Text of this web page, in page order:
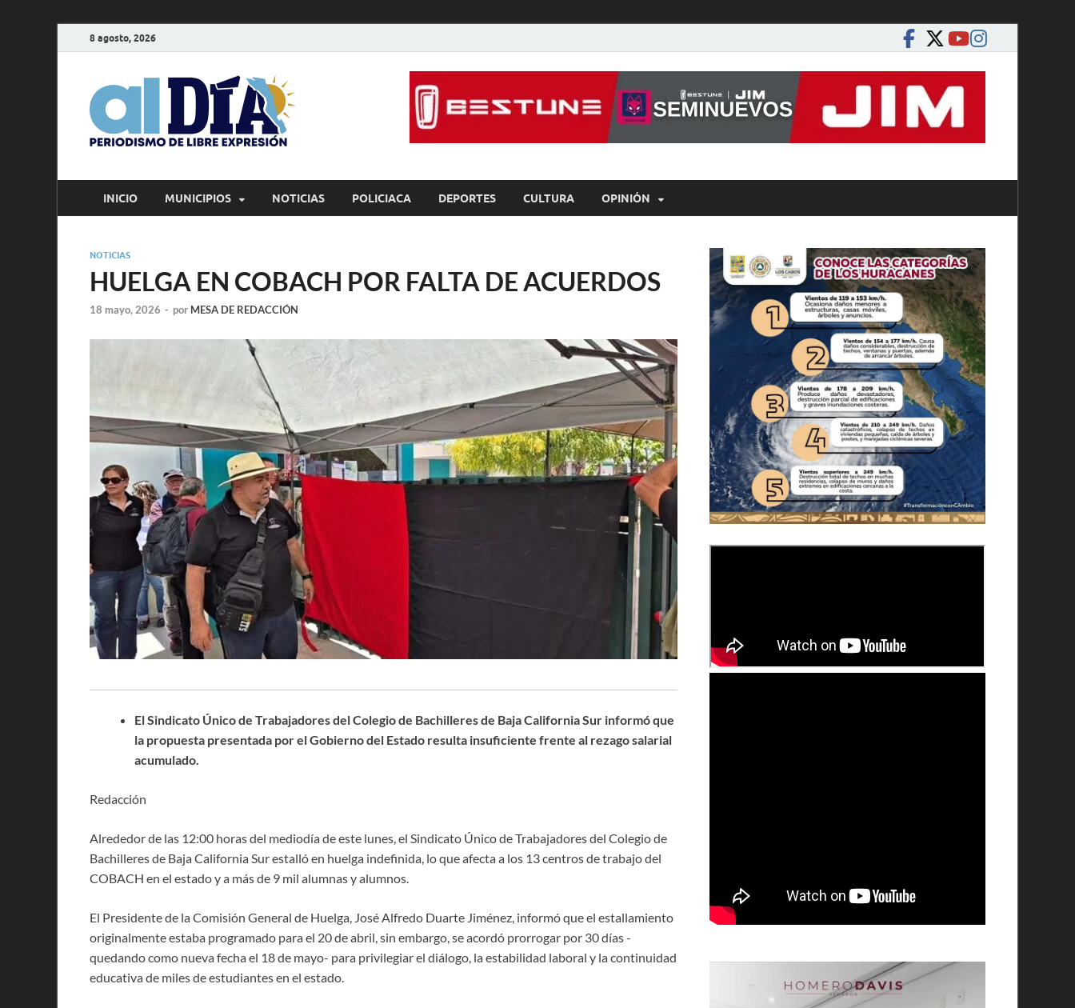
8 agosto, 2026
alDíaBCS
Periodismo de libre expresión
INICIO MUNICIPIOS NOTICIAS POLICIACA DEPORTES CULTURA OPINIÓN
NOTICIAS
HUELGA EN COBACH POR FALTA DE ACUERDOS
18 mayo, 2026 - por MESA DE REDACCIÓN
El Sindicato Único de Trabajadores del Colegio de Bachilleres de Baja California Sur informó que
la propuesta presentada por el Gobierno del Estado resulta insuficiente frente al rezago salarial
acumulado.
Redacción
Alrededor de las 12:00 horas del mediodía de este lunes, el Sindicato Único de Trabajadores del Colegio de
Bachilleres de Baja California Sur estalló en huelga indefinida, lo que afecta a los 13 centros de trabajo del
COBACH en el estado y a más de 9 mil alumnas y alumnos.
El Presidente de la Comisión General de Huelga, José Alfredo Duarte Jiménez, informó que el estallamiento
originalmente estaba programado para el 20 de abril, sin embargo, se acordó prorrogar por 30 días -
quedando como nueva fecha el 18 de mayo- para privilegiar el diálogo, la estabilidad laboral y la continuidad
educativa de miles de estudiantes en el estado.